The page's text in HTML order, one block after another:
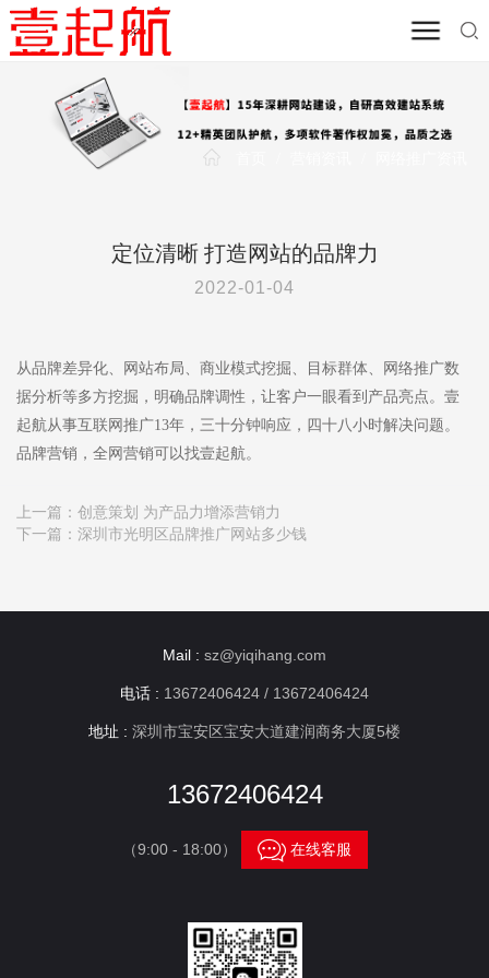
定位清晰 打造网站的品牌力
2022-01-04
从品牌差异化、网站布局、商业模式挖掘、目标群体、网络推广数
据分析等多方挖掘，明确品牌调性，让客户一眼看到产品亮点。壹
起航从事互联网推广13年，三十分钟响应，四十八小时解决问题。
品牌营销，全网营销可以找壹起航。
上一篇： 创意策划 为产品力增添营销力
下一篇： 深圳市光明区品牌推广网站多少钱
Mail : sz@yiqihang.com
电话 : 13672406424 / 13672406424
地址 : 深圳市宝安区宝安大道建润商务大厦5楼
13672406424
（9:00 - 18:00） 在线客服